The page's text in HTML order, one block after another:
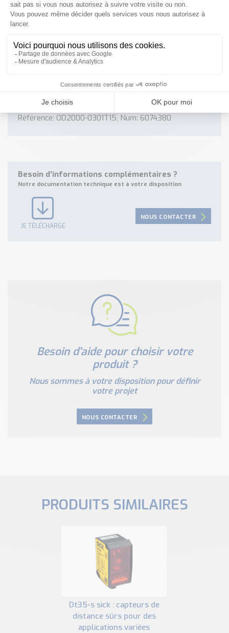
Références associées
les références fournisseurs associées au produit
Référence: OD2000-1301T15, Num: 6074382
Référence: OD2000-7002T15, Num: 6074385
Référence: OD2000-3502T15, Num: 6074384
Référence: OD2000-0501T15, Num: 6074381
Référence: OD2000-0301T15, Num: 6074380
Besoin d'informations complémentaires ?
Notre documentation technique est à votre disposition
JE TÉLÉCHARGE
NOUS CONTACTER
Besoin d'aide pour choisir votre
produit ?
Nous sommes à votre disposition pour définir
votre projet
NOUS CONTACTER
PRODUITS SIMILAIRES
dt35-s sick : capteurs de
distance sûrs pour des
applications variées